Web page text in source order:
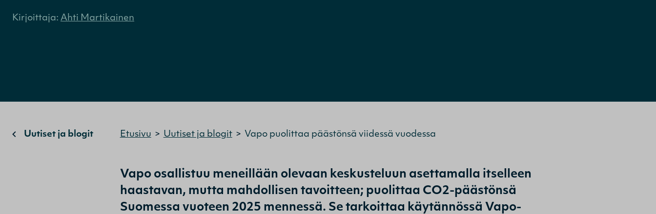
Kirjoittaja: Ahti Martikainen
Uutiset ja blogit Etusivu > Uutiset ja blogit > Vapo puolittaa päästönsä viidessä vuodessa
Vapo osallistuu meneillään olevaan keskusteluun asettamalla itselleen
haastavan, mutta mahdollisen tavoitteen; puolittaa CO2-päästönsä
Suomessa vuoteen 2025 mennessä. Se tarkoittaa käytännössä Vapo-